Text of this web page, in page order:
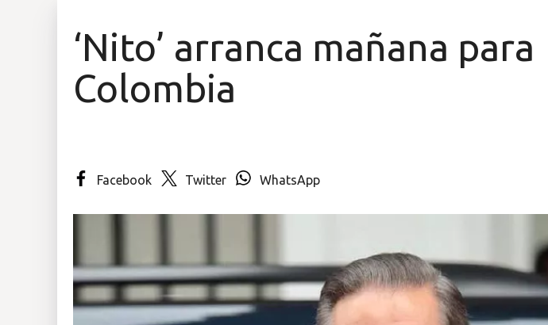
Multimedia
‘Nito’ arranca mañana para
Colombia
Facebook Twitter WhatsApp